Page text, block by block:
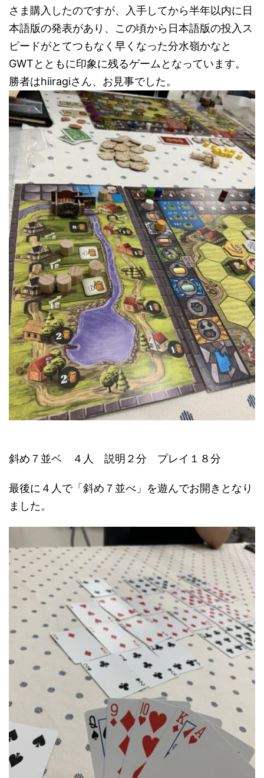
さま購入したのですが、入手してから半年以内に日
本語版の発表があり、この頃から日本語版の投入ス
ピードがとてつもなく早くなった分水嶺かなと
GWTとともに印象に残るゲームとなっています。
勝者はhiiragiさん、お見事でした。
斜め７並ベ ４人 説明２分 プレイ１８分
最後に４人で「斜め７並べ」を遊んでお開きとなり
ました。